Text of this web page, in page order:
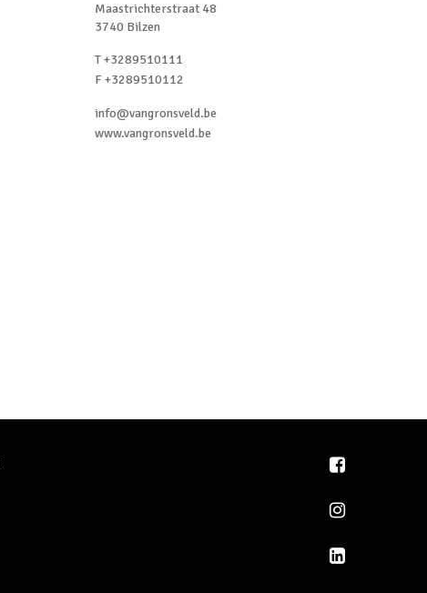
Maastrichterstraat 48
3740 Bilzen
T +3289510111
F +3289510112
info@vangronsveld.be
www.vangronsveld.be